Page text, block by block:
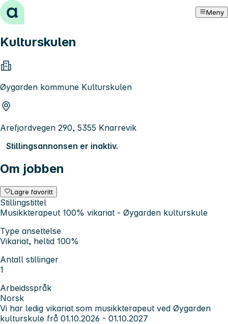
Hopp til innhold Meny
Kulturskulen
Øygarden kommune Kulturskulen
Arefjordvegen 290, 5355 Knarrevik
Stillingsannonsen er inaktiv.
Om jobben
Lagre favoritt
Stillingstittel
Musikkterapeut 100% vikariat - Øygarden kulturskule
Type ansettelse
Vikariat, heltid 100%
Antall stillinger
1
Arbeidsspråk
Norsk
Vi har ledig vikariat som musikkterapeut ved Øygarden
kulturskule frå 01.10.2026 - 01.10.2027